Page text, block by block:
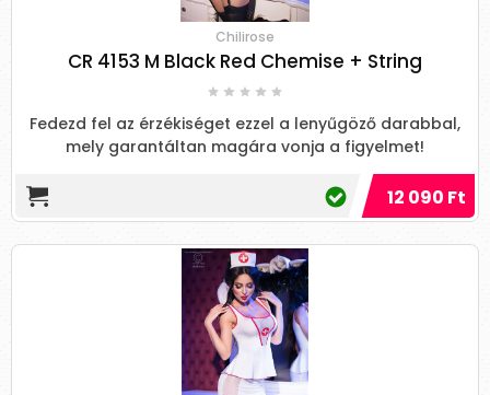
Chilirose
CR 4153 M Black Red Chemise + String
Fedezd fel az érzékiséget ezzel a lenyűgöző darabbal,
mely garantáltan magára vonja a figyelmet!
12 090 Ft